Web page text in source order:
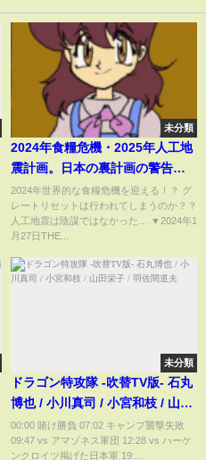
未分類
2024年食糧危機・2025年人工地
震計画。日本の裏計画の警告が
流出【 都市伝説 予言 計画 】
2024年世界的な食糧危機を迎える！？ グ
レートリセットは行われてしまうのか？？
人工地震は陰謀ではなかった… ▼2024年1
月27日THE...
未分類
ドラゴン特攻隊 -吹替TV版- 石丸
博也 / 小川真司 / 小宮和枝 / 山田
栄子 / 羽佐間道夫
00:00 賭け勝負 07:02 キャンプ襲撃失敗
09:47 vs アマゾネス軍団 12:28 vs ハーケ
ンクロイツ掲げた日本軍 19:...